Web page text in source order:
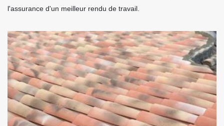
l'assurance d'un meilleur rendu de travail.